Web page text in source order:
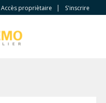
Accès propriètaire S'inscrire